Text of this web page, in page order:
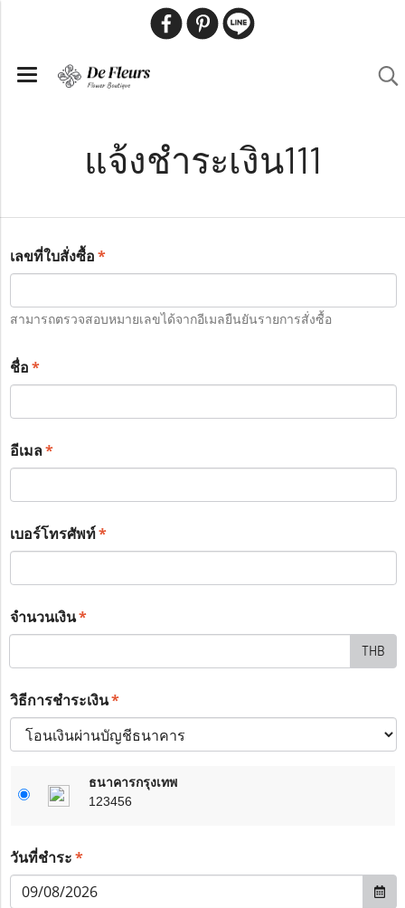
แจ้งชำระเงิน111
เลขที่ใบสั่งซื้อ *
สามารถตรวจสอบหมายเลขได้จากอีเมลยืนยันรายการสั่งซื้อ
ชื่อ *
อีเมล*
เบอร์โทรศัพท์*
จำนวนเงิน*
THB
วิธีการชำระเงิน*
ธนาคารกรุงเทพ
123456
วันที่ชำระ *